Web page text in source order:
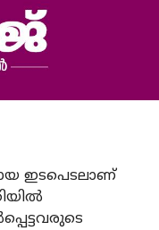
ഇടപെടലാണ്